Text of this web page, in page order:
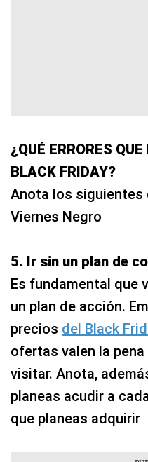
¿QUÉ ERRORES
BLACK FRIDAY?
Anota los siguientes
Viernes Negro
5. Ir sin un plan de
Es fundamental que
un plan de acción.
precios del Black
ofertas valen la
visitar. Anota,
planeas acudir a
que planeas adquirir